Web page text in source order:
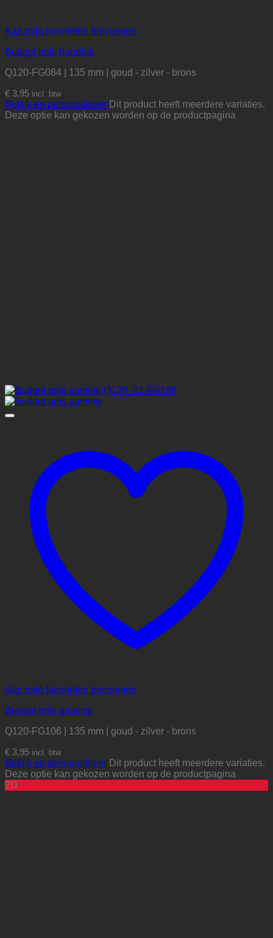
Aan mijn favorieten toevoegen
Budget prijs handbal
Q120-FG084 | 135 mm | goud - zilver - brons
€ 3,95 incl. btw
Bekijk en personaliseer Dit product heeft meerdere variaties.
Deze optie kan gekozen worden op de productpagina
Aan mijn favorieten toevoegen
Budget prijs gaming
Q120-FG106 | 135 mm | goud - zilver - brons
€ 3,95 incl. btw
Bekijk en personaliseer Dit product heeft meerdere variaties.
Deze optie kan gekozen worden op de productpagina
2D